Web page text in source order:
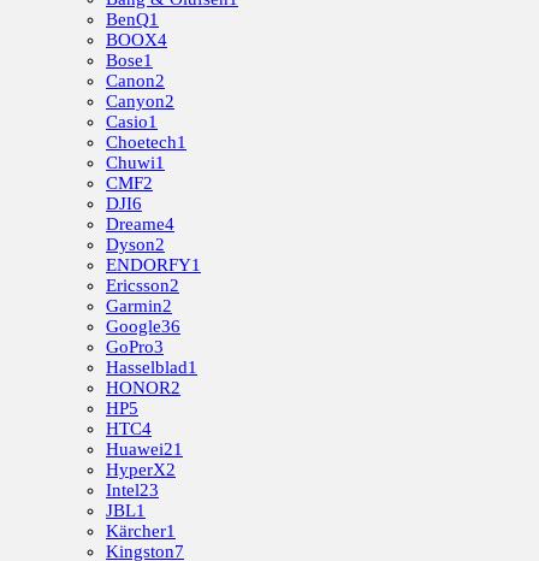
BenQ1
BOOX4
Bose1
Canon2
Canyon2
Casio1
Choetech1
Chuwi1
CMF2
DJI6
Dreame4
Dyson2
ENDORFY1
Ericsson2
Garmin2
Google36
GoPro3
Hasselblad1
HONOR2
HP5
HTC4
Huawei21
HyperX2
Intel23
JBL1
Kärcher1
Kingston7